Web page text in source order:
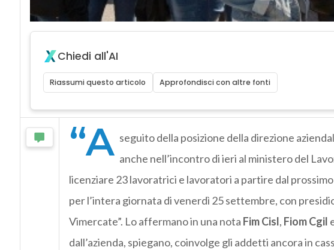
Chiedi all'AI
Riassumi questo articolo Approfondisci con altre fonti
“A seguito della posizione della direzione
anche nell’incontro di ieri al ministero del
licenziare 23 lavoratrici e lavoratori a partire dal
per l’intera giornata di venerdì 25 settembre, con
Vimercate”. Lo affermano in una nota Fim Cisl, Fiom Cgil
dall’azienda, spiegano, coinvolge gli addetti ancora in